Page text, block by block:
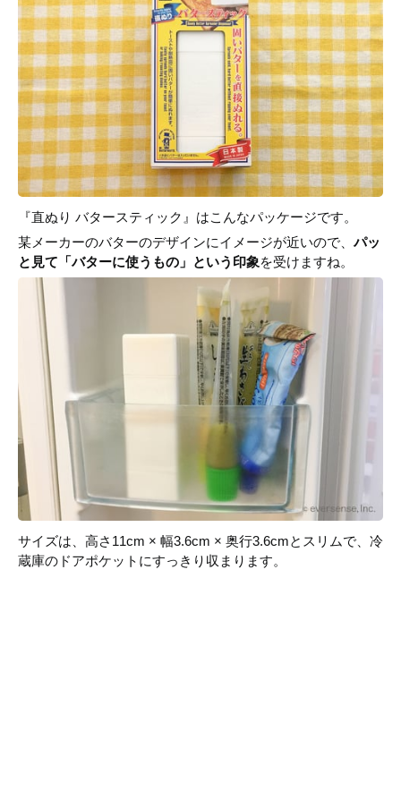
『直ぬり バタースティック』はこんなパッケージです。
某メーカーのバターのデザインにイメージが近いので、パッ
と見て「バターに使うもの」という印象を受けますね。
サイズは、高さ11cm × 幅3.6cm × 奥行3.6cmとスリムで、冷
蔵庫のドアポケットにすっきり収まります。